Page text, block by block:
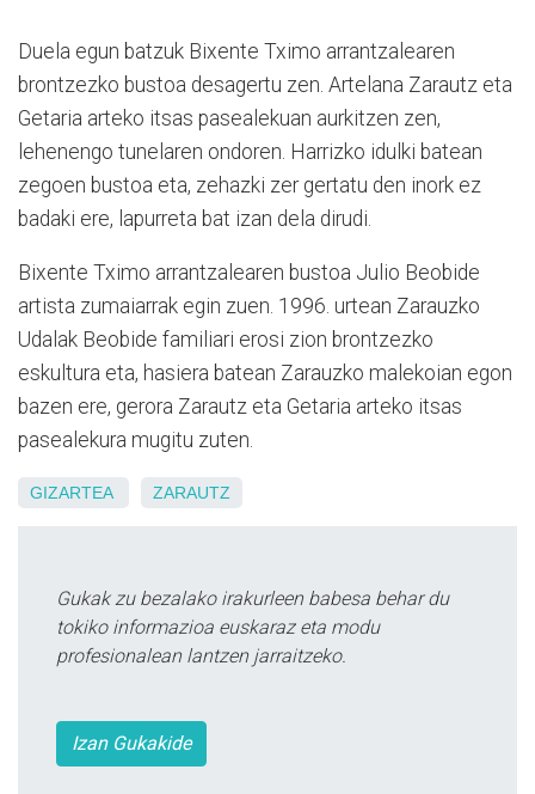
Duela egun batzuk Bixente Tximo arrantzalearen
brontzezko bustoa desagertu zen. Artelana Zarautz eta
Getaria arteko itsas pasealekuan aurkitzen zen,
lehenengo tunelaren ondoren. Harrizko idulki batean
zegoen bustoa eta, zehazki zer gertatu den inork ez
badaki ere, lapurreta bat izan dela dirudi.
Bixente Tximo arrantzalearen bustoa Julio Beobide
artista zumaiarrak egin zuen. 1996. urtean Zarauzko
Udalak Beobide familiari erosi zion brontzezko
eskultura eta, hasiera batean Zarauzko malekoian egon
bazen ere, gerora Zarautz eta Getaria arteko itsas
pasealekura mugitu zuten.
GIZARTEA ZARAUTZ
Gukak zu bezalako irakurleen babesa behar du
tokiko informazioa euskaraz eta modu
profesionalean lantzen jarraitzeko.
Izan Gukakide